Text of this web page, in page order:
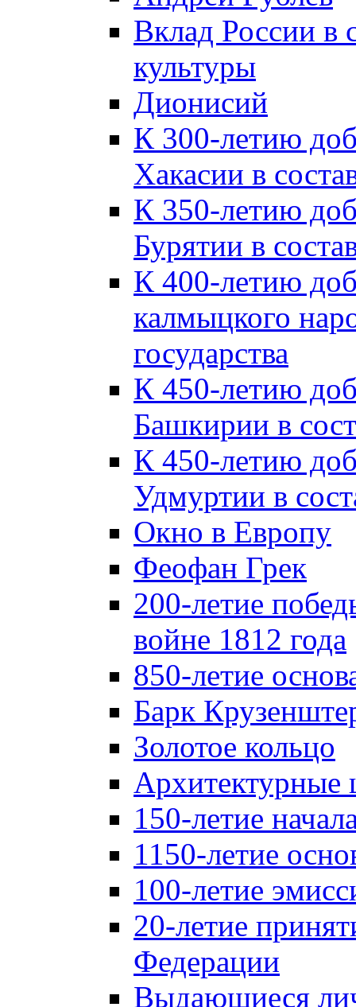
Вклад России в
культуры
Дионисий
К 300-летию
Хакасии в
К 350-летию
Бурятии в
К 400-летию
калмыцкого
государства
К 450-летию
Башкирии в
К 450-летию
Удмуртии в
Окно в Европу
Феофан Грек
200-летие
войне 1812 года
850-летие
Барк
Золотое кольцо
Архитектурные
150-летие
1150-летие
100-летие
20-летие
Федерации
Выдающиеся